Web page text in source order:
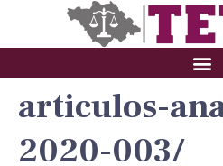
articulos-
2020-003/